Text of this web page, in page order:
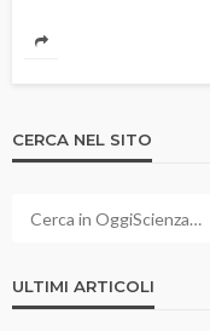
CERCA NEL SITO
ULTIMI ARTICOLI